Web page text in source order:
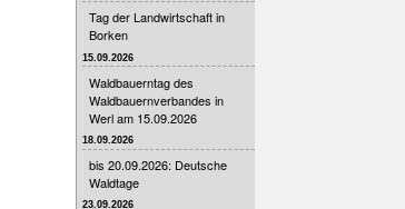
Tag der Landwirtschaft in
Borken
15.09.2026
Waldbauerntag des
Waldbauernverbandes in
Werl am 15.09.2026
18.09.2026
bis 20.09.2026: Deutsche
Waldtage
23.09.2026